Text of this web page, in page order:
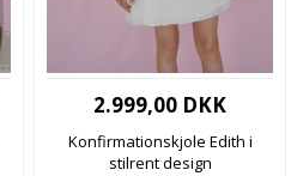
2.999,00 DKK
Konfirmationskjole Edith i
stilrent design